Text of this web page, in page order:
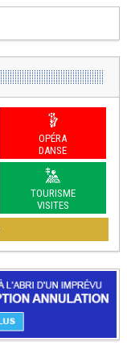
OPÉRA
DANSE
TOURISME
VISITES